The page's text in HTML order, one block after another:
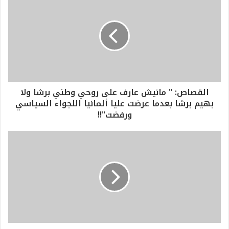
القصاص: " مانيش عارف على روحي وطني برشا ولا
بهيم برشا بعدما عرضت عليا ألمانيا اللجواء السياسي
ورفضت"!!